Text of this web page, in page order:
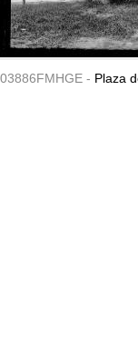
03886FMHGE - Plaza